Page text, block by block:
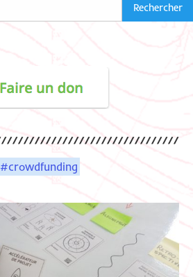
#crowdfunding